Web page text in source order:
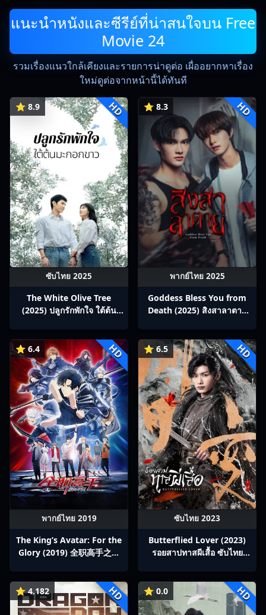
แนะนำหนังและซีรีย์ที่น่าสนใจบน Free
Movie 24
รวมเรื่องแนวใกล้เคียงและรายการน่าดูต่อ เผื่ออยากหาเรื่อง
ใหม่ดูต่อจากหน้านี้ได้ทันที
⭐ 8.9 HD
ซับไทย 2025
The White Olive Tree
(2025) ปลูกรักพักใจ ใต้ต้น
⭐ 8.3 HD
พากย์ไทย 2025
Goddess Bless You from
Death (2025) สิงสาลาตาย
⭐ 6.4 HD
พากย์ไทย 2019
The King’s Avatar: For the
Glory (2019) 全职高手之巅
⭐ 6.5 HD
ซับไทย 2023
Butterflied Lover (2023)
รอยสาปทาสผีเสื้อ ซับไทย
⭐ 4.182 HD ⭐ 0.0 HD